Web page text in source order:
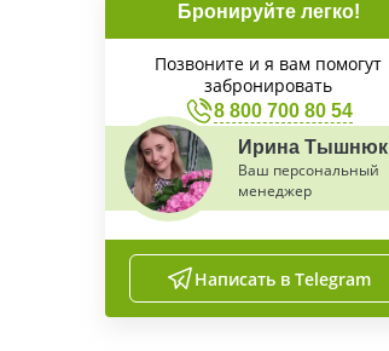
Бронируйте легко!
Позвоните и я вам помогут
забронировать
8 800 700 80 54
Ирина Тышнюк
Ваш персональный
менеджер
Написать в Telegram